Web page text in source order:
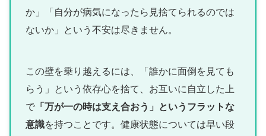
か」「自分が病気になったら見捨てられるのでは
ないか」という不安は尽きません。
この壁を乗り越えるには、「誰かに面倒を見ても
らう」という依存心を捨て、お互いに自立した上
で 「万が一の時は支え合おう」というフラットな
意識を持つことです。健康状態については早い段